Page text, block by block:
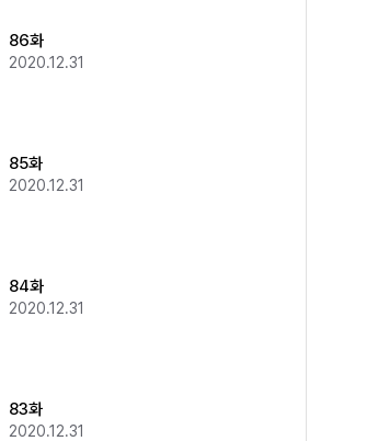
86화
2020.12.31
85화
2020.12.31
84화
2020.12.31
83화
2020.12.31